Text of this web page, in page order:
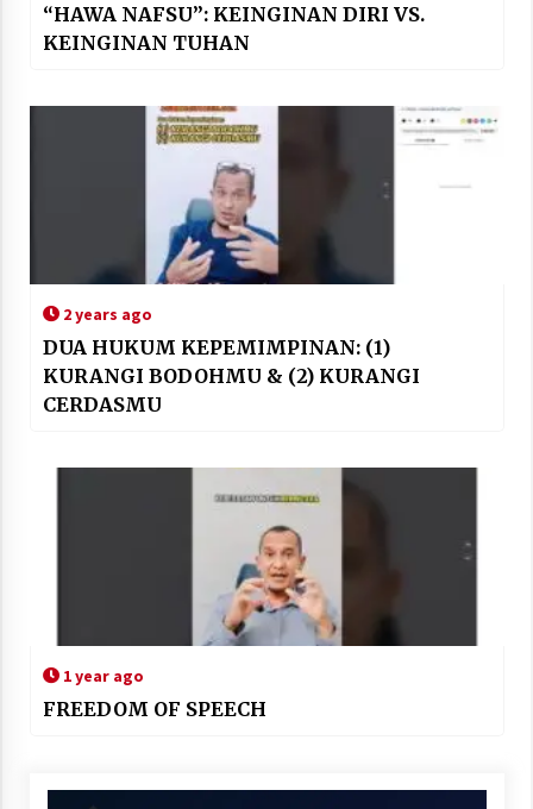
“HAWA NAFSU”: KEINGINAN DIRI VS.
KEINGINAN TUHAN
2 years ago
DUA HUKUM KEPEMIMPINAN: (1)
KURANGI BODOHMU & (2) KURANGI
CERDASMU
1 year ago
FREEDOM OF SPEECH